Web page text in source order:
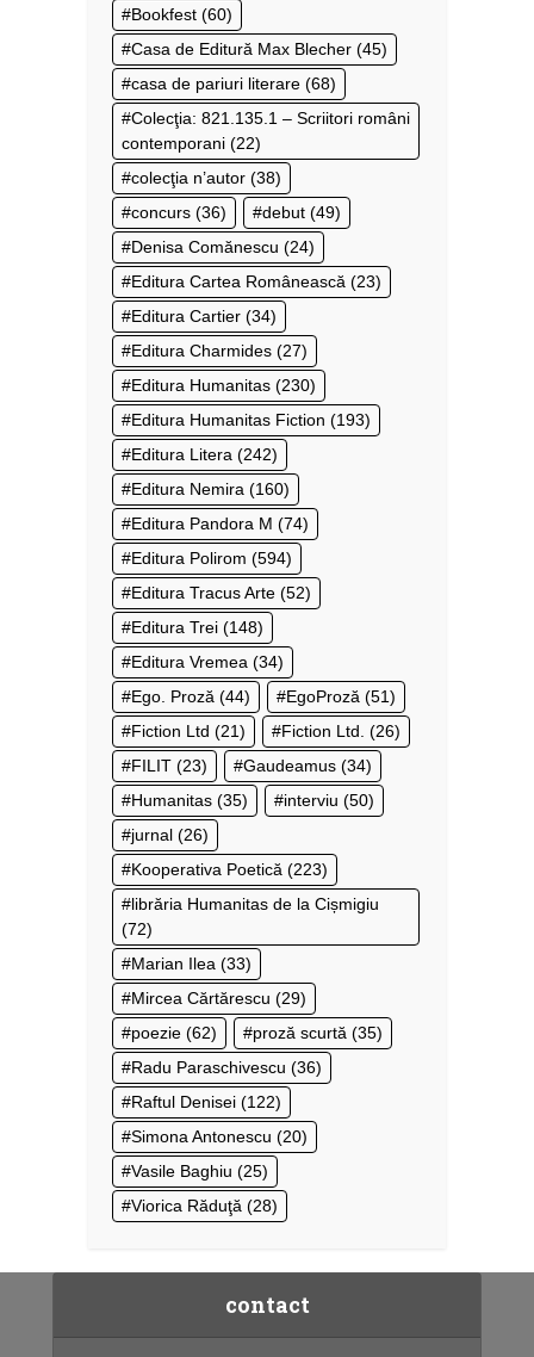
Bookfest (60)
Casa de Editură Max Blecher (45)
casa de pariuri literare (68)
Colecţia: 821.135.1 – Scriitori români
contemporani (22)
colecţia n’autor (38)
concurs (36) debut (49)
Denisa Comănescu (24)
Editura Cartea Românească (23)
Editura Cartier (34)
Editura Charmides (27)
Editura Humanitas (230)
Editura Humanitas Fiction (193)
Editura Litera (242)
Editura Nemira (160)
Editura Pandora M (74)
Editura Polirom (594)
Editura Tracus Arte (52)
Editura Trei (148)
Editura Vremea (34)
Ego. Proză (44) EgoProză (51)
Fiction Ltd (21) Fiction Ltd. (26)
FILIT (23) Gaudeamus (34)
Humanitas (35) interviu (50)
jurnal (26)
Kooperativa Poetică (223)
librăria Humanitas de la Cișmigiu
(72)
Marian Ilea (33)
Mircea Cărtărescu (29)
poezie (62) proză scurtă (35)
Radu Paraschivescu (36)
Raftul Denisei (122)
Simona Antonescu (20)
Vasile Baghiu (25)
Viorica Răduţă (28)
contact